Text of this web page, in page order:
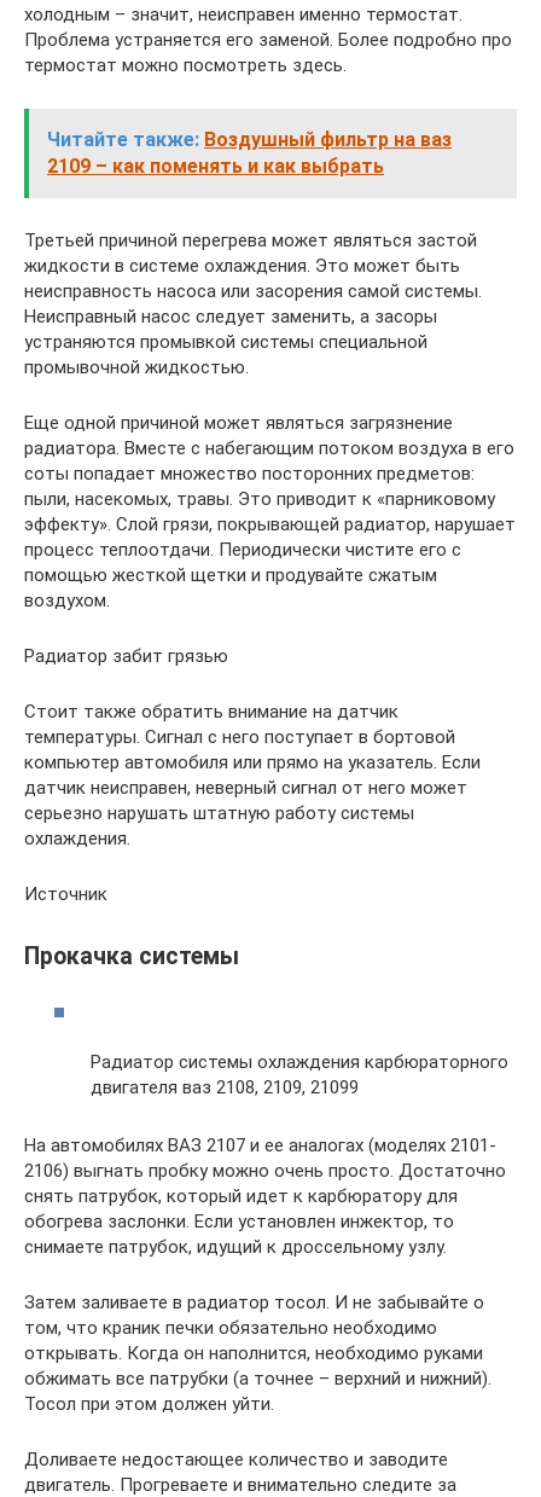
холодным – значит, неисправен именно термостат.
Проблема устраняется его заменой. Более подробно про
термостат можно посмотреть здесь.
Читайте также: Воздушный фильтр на ваз
2109 – как поменять и как выбрать
Третьей причиной перегрева может являться застой
жидкости в системе охлаждения. Это может быть
неисправность насоса или засорения самой системы.
Неисправный насос следует заменить, а засоры
устраняются промывкой системы специальной
промывочной жидкостью.
Еще одной причиной может являться загрязнение
радиатора. Вместе с набегающим потоком воздуха в его
соты попадает множество посторонних предметов:
пыли, насекомых, травы. Это приводит к «парниковому
эффекту». Слой грязи, покрывающей радиатор, нарушает
процесс теплоотдачи. Периодически чистите его с
помощью жесткой щетки и продувайте сжатым
воздухом.
Радиатор забит грязью
Стоит также обратить внимание на датчик
температуры. Сигнал с него поступает в бортовой
компьютер автомобиля или прямо на указатель. Если
датчик неисправен, неверный сигнал от него может
серьезно нарушать штатную работу системы
охлаждения.
Источник
Прокачка системы
Радиатор системы охлаждения карбюраторного
двигателя ваз 2108, 2109, 21099
На автомобилях ВАЗ 2107 и ее аналогах (моделях 2101-
2106) выгнать пробку можно очень просто. Достаточно
снять патрубок, который идет к карбюратору для
обогрева заслонки. Если установлен инжектор, то
снимаете патрубок, идущий к дроссельному узлу.
Затем заливаете в радиатор тосол. И не забывайте о
том, что краник печки обязательно необходимо
открывать. Когда он наполнится, необходимо руками
обжимать все патрубки (а точнее – верхний и нижний).
Тосол при этом должен уйти.
Доливаете недостающее количество и заводите
двигатель. Прогреваете и внимательно следите за